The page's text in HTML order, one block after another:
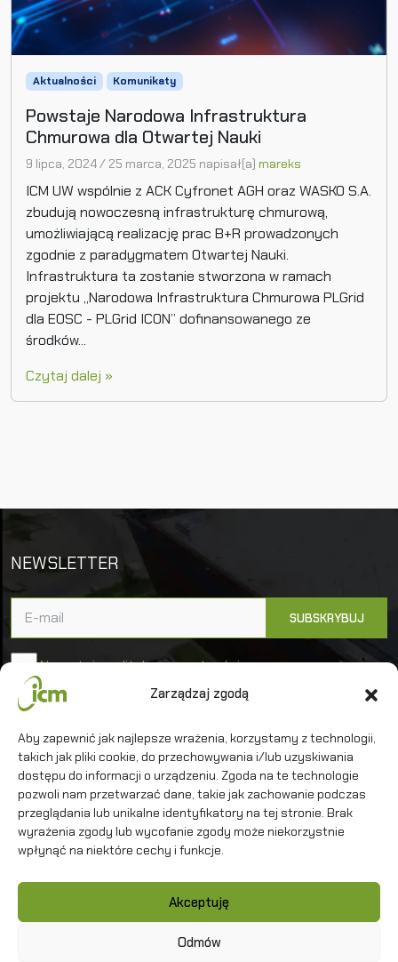
Zarządzaj zgodą
Aby zapewnić jak najlepsze wrażenia, korzystamy z technologii,
takich jak pliki cookie, do przechowywania i/lub uzyskiwania
dostępu do informacji o urządzeniu. Zgoda na te technologie
pozwoli nam przetwarzać dane, takie jak zachowanie podczas
przeglądania lub unikalne identyfikatory na tej stronie. Brak
wyrażenia zgody lub wycofanie zgody może niekorzystnie
wpłynąć na niektóre cechy i funkcje.
Akceptuję
Odmów
Aktualności Komunikaty
Powstaje Narodowa Infrastruktura
Chmurowa dla Otwartej Nauki
9 lipca, 2024/ 25 marca, 2025 napisał(a) mareks
ICM UW wspólnie z ACK Cyfronet AGH oraz WASKO S.A.
zbudują nowoczesną infrastrukturę chmurową,
umożliwiającą realizację prac B+R prowadzonych
zgodnie z paradygmatem Otwartej Nauki.
Infrastruktura ta zostanie stworzona w ramach
projektu „Narodowa Infrastruktura Chmurowa PLGrid
dla EOSC - PLGrid ICON” dofinansowanego ze
środków...
Czytaj dalej »
NEWSLETTER
Akceptuję politykę prywatności
Uniwersytet Warszawski
Interdyscyplinarne Centrum Modelowania
Matematycznego i Komputerowego
Kontakt
Polityka prywatności